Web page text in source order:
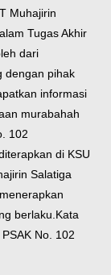
Muhajirin
Tugas Akhir
dari
dengan pihak
informasi
murabahah
102
di KSU
Salatiga
berlaku. Kata
No. 102